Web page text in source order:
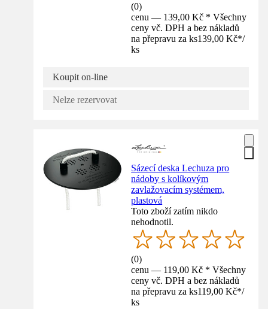
(0)
cenu — 139,00 Kč * Všechny
ceny vč. DPH a bez nákladů
na přepravu za ks139,00 Kč*/
ks
Koupit on-line
Nelze rezervovat
Sázecí deska Lechuza pro
nádoby s kolíkovým
zavlažovacím systémem,
plastová
Toto zboží zatím nikdo
nehodnotil.
(0)
cenu — 119,00 Kč * Všechny
ceny vč. DPH a bez nákladů
na přepravu za ks119,00 Kč*/
ks